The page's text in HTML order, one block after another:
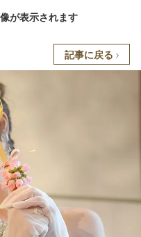
が表示されます
記事に戻る